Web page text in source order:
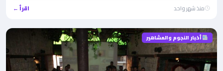
منذ شهر واحد اقرأ ←
أخبار النجوم والمشاهير